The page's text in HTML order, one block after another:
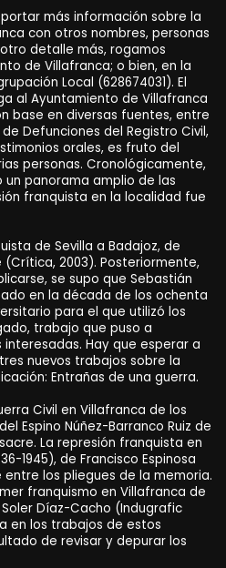
más información sobre la
con otros nombres, personas
detalle más, rogamos
de Villafranca; o bien, en la
Local (628674031). El
al Ayuntamiento de Villafranca
base en diversas fuentes, entre
Defunciones del Registro Civil,
orales, es fruto del
personas. Cronológicamente,
panorama amplio de las
franquista en la localidad fue
de Sevilla a Badajoz, de
(Crítica, 2003). Posteriormente,
se supo que Sebastián
en la década de los ochenta
para el que utilizó los
trabajo que puso a
Hay que esperar a
nuevos trabajos sobre la
Entrañas de una guerra.
Civil en Villafranca de los
Espino Núñez-Barranco Ruiz de
La represión franquista en
1945), de Francisco Espinosa
los pliegues de la memoria.
franquismo en Villafranca de
Díaz-Cacho (Indugrafic
en los trabajos de estos
de revisar y depurar los